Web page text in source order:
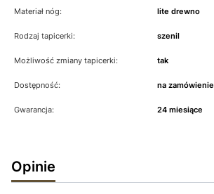
Materiał nóg: lite drewno
Rodzaj tapicerki: szenil
Możliwość zmiany tapicerki: tak
Dostępność: na zamówienie
Gwarancja: 24 miesiące
Opinie